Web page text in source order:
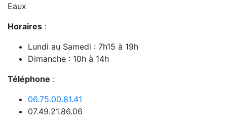
Eaux
Horaires :
Lundi au Samedi : 7h15 à 19h
Dimanche : 10h à 14h
Téléphone :
06.75.00.81.41
07.49.21.86.06